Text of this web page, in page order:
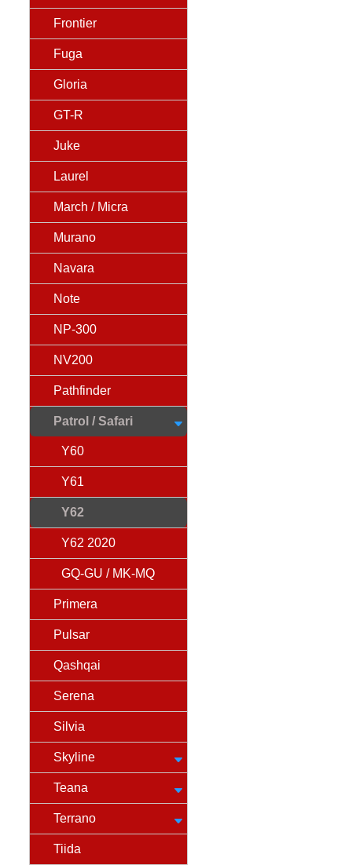
Frontier
Fuga
Gloria
GT-R
Juke
Laurel
March / Micra
Murano
Navara
Note
NP-300
NV200
Pathfinder
Patrol / Safari
Y60
Y61
Y62
Y62 2020
GQ-GU / MK-MQ
Primera
Pulsar
Qashqai
Serena
Silvia
Skyline
Teana
Terrano
Tiida